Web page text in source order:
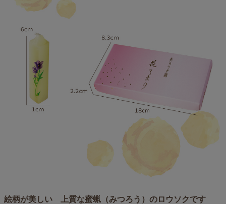
絵柄が美しい 上質な蜜蝋（みつろう）のロウソクです